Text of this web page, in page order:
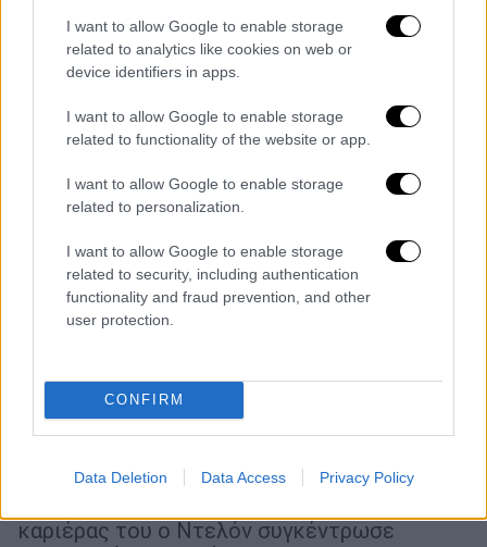
I want to allow Google to enable storage
related to analytics like cookies on web or
device identifiers in apps.
I want to allow Google to enable storage
related to functionality of the website or app.
I want to allow Google to enable storage
related to personalization.
I want to allow Google to enable storage
related to security, including authentication
functionality and fraud prevention, and other
user protection.
CONFIRM
Data Deletion Data Access Privacy Policy
Πολιτισμός|18.08.2024 21:10
Ο «άλλος» Αλέν Ντελόν: Επιχειρηματίας
και συλλέκτης έργων τέχνης που άφησε
πίσω του μεγάλη περιουσία
καριέρας του ο Ντελόν συγκέντρωσε